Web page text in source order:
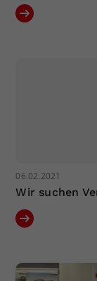
06.02.2021
Wir suchen